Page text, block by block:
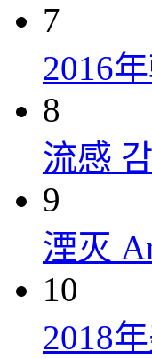
7
2016
8
流感
9
湮灭
10
2018